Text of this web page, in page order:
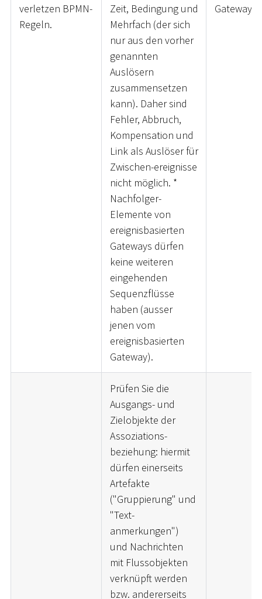
verletzen BPMN-
Regeln.
Zeit, Bedingung und
Mehrfach (der sich
nur aus den vorher
genannten
Auslösern
zusammensetzen
kann). Daher sind
Fehler, Abbruch,
Kompensation und
Link als Auslöser für
Zwischen-ereignisse
nicht möglich. *
Nachfolger-
Elemente von
ereignisbasierten
Gateways dürfen
keine weiteren
eingehenden
Sequenzflüsse
haben (ausser
jenen vom
ereignisbasierten
Gateway).
Gateway
Prüfen Sie die
Ausgangs- und
Zielobjekte der
Assoziations-
beziehung: hiermit
dürfen einerseits
Artefakte
("Gruppierung" und
"Text-
anmerkungen")
und Nachrichten
mit Flussobjekten
verknüpft werden
bzw. andererseits